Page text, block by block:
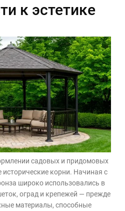
к эстетике
садовых и придомовых
исторические корни. Начиная с
широко использовались в
оград и крепежей — прежде
материалы, способные